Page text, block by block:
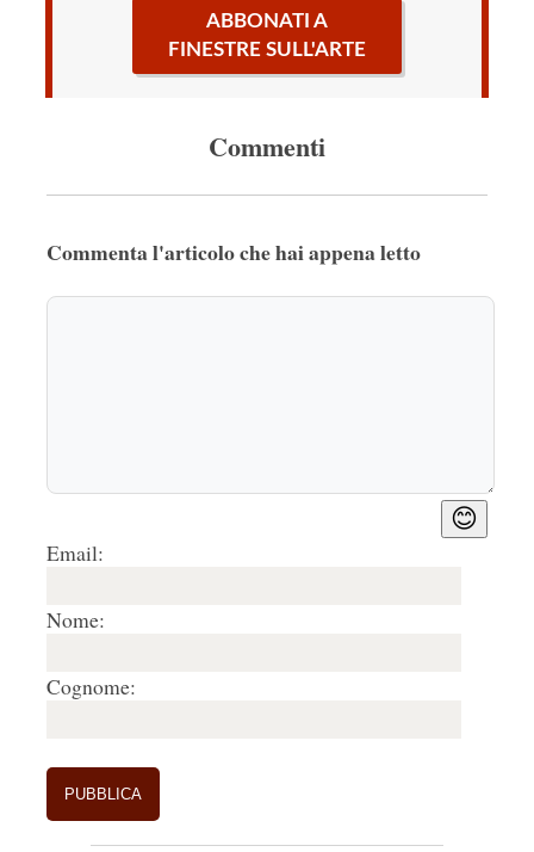
ABBONATI A
FINESTRE SULL'ARTE
Commenti
Commenta l'articolo che hai appena letto
😊
Email:
Nome:
Cognome: